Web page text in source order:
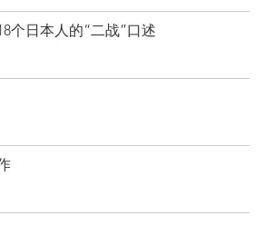
个日本人的“二战”口述